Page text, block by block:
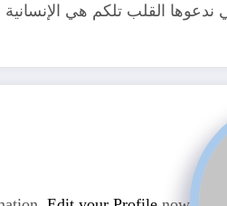
ندعوها القلب تلكم هي